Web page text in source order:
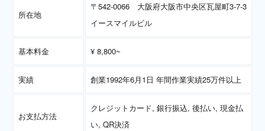
所在地
〒542-0066 大阪府大阪市中央区瓦屋町3-7-3
イースマイルビル
基本料金 ¥ 8,800~
実績 創業1992年6月1日 年間作業実績25万件以上
お支払方法
クレジットカード, 銀行振込, 後払い, 現金払
い, QR決済